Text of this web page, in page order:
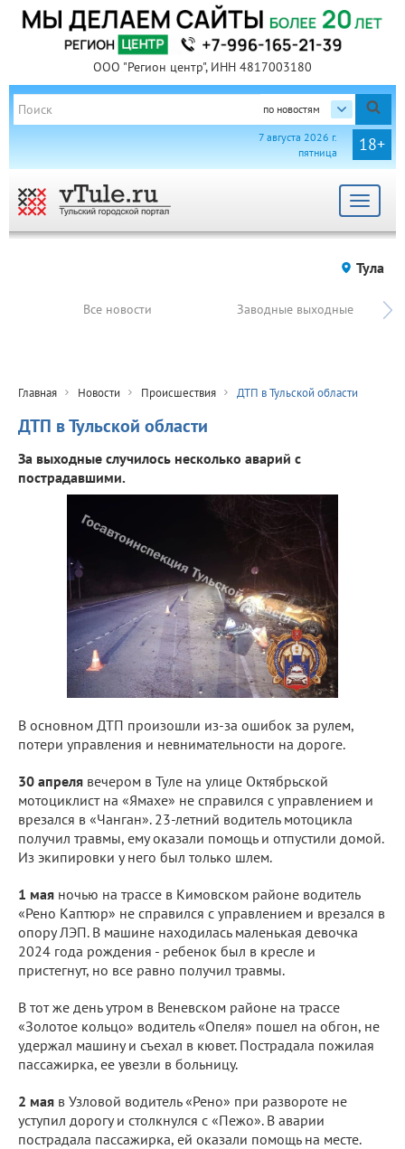
ООО "Регион центр", ИНН 4817003180
по новостям
18+
7 августа 2026 г.
пятница
Toggle
Тула
Все новости Заводные выходные
Главная Новости Происшествия ДТП в Тульской области
ДТП в Тульской области
За выходные случилось несколько аварий с
пострадавшими.
В основном ДТП произошли из-за ошибок за рулем,
потери управления и невнимательности на дороге.
30 апреля вечером в Туле на улице Октябрьской
мотоциклист на «Ямахе» не справился с управлением и
врезался в «Чанган». 23-летний водитель мотоцикла
получил травмы, ему оказали помощь и отпустили домой.
Из экипировки у него был только шлем.
1 мая ночью на трассе в Кимовском районе водитель
«Рено Каптюр» не справился с управлением и врезался в
опору ЛЭП. В машине находилась маленькая девочка
2024 года рождения - ребенок был в кресле и
пристегнут, но все равно получил травмы.
В тот же день утром в Веневском районе на трассе
«Золотое кольцо» водитель «Опеля» пошел на обгон, не
удержал машину и съехал в кювет. Пострадала пожилая
пассажирка, ее увезли в больницу.
2 мая в Узловой водитель «Рено» при развороте не
уступил дорогу и столкнулся с «Пежо». В аварии
пострадала пассажирка, ей оказали помощь на месте.